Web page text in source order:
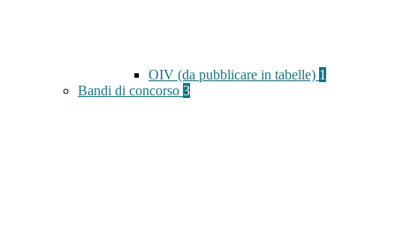
OIV (da pubblicare in tabelle) 1
Bandi di concorso 3